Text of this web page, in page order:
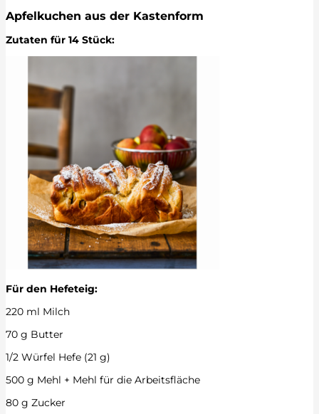
Apfelkuchen aus der Kastenform
Zutaten für 14 Stück:
Für den Hefeteig:
220 ml Milch
70 g Butter
1/2 Würfel Hefe (21 g)
500 g Mehl + Mehl für die Arbeitsfläche
80 g Zucker